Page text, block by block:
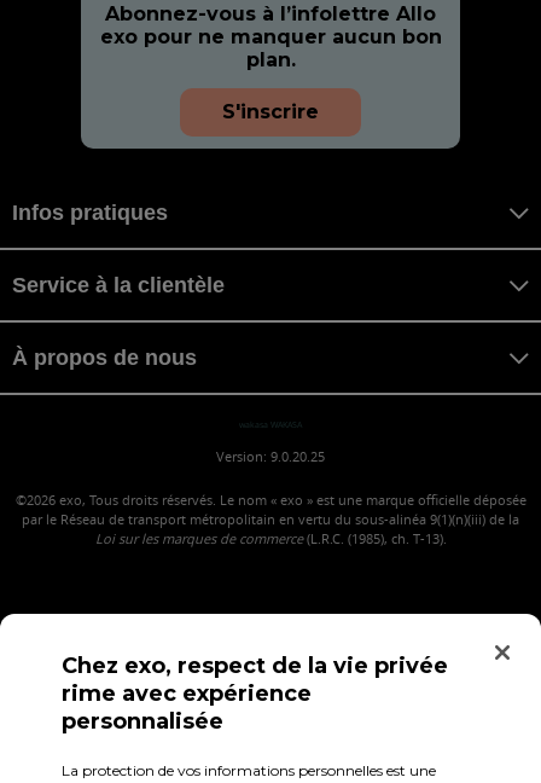
Abonnez-vous à l’infolettre Allo
exo pour ne manquer aucun bon
plan.
S'inscrire
Infos pratiques
Service à la clientèle
À propos de nous
wakasa WAKASA
Version: 9.0.20.25
©2026 exo, Tous droits réservés. Le nom « exo » est une marque officielle déposée
par le Réseau de transport métropolitain en vertu du sous-alinéa 9(1)(n)(iii) de la
Loi sur les marques de commerce(L.R.C. (1985), ch. T-13).
Confidentialité Conditions d'utilisation Accès employés
Chez exo, respect de la vie privée
rime avec expérience
personnalisée
La protection de vos informations personnelles est une